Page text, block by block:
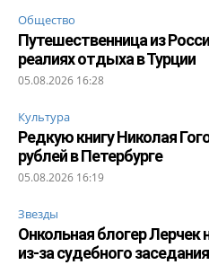
Общество
Путешественница из
реалиях отдыха в Турции
05.08.2026 16:28
Культура
Редкую книгу Николая
рублей в Петербурге
05.08.2026 16:19
Звезды
Онкольная блогер Лерчек
из-за судебного заседания